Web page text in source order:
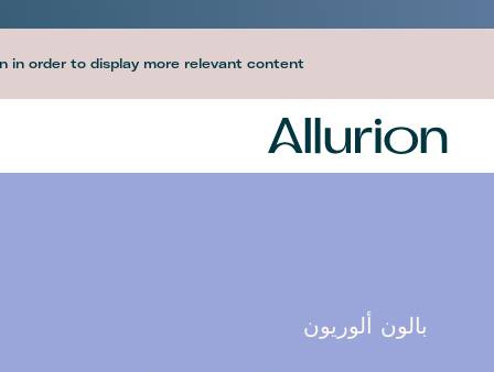
Before
Header
Navigation
in order to display more relevant content.
بالون ألوريون